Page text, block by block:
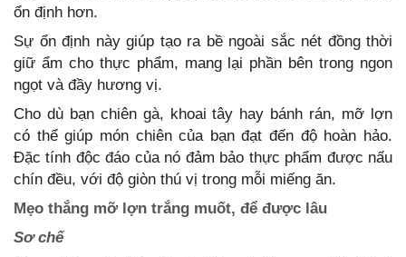
ổn định hơn.
Sự ổn định này giúp tạo ra bề ngoài sắc nét đồng thời
giữ ẩm cho thực phẩm, mang lại phần bên trong ngon
ngọt và đầy hương vị.
Cho dù bạn chiên gà, khoai tây hay bánh rán, mỡ lợn
có thể giúp món chiên của bạn đạt đến độ hoàn hảo.
Đặc tính độc đáo của nó đảm bảo thực phẩm được nấu
chín đều, với độ giòn thú vị trong mỗi miếng ăn.
Mẹo thắng mỡ lợn trắng muốt, để được lâu
Sơ chế